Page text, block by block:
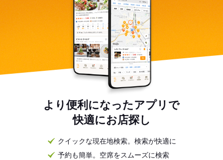
より便利になったアプリで
快適にお店探し
クイックな現在地検索。検索が快適に
予約も簡単。空席をスムーズに検索